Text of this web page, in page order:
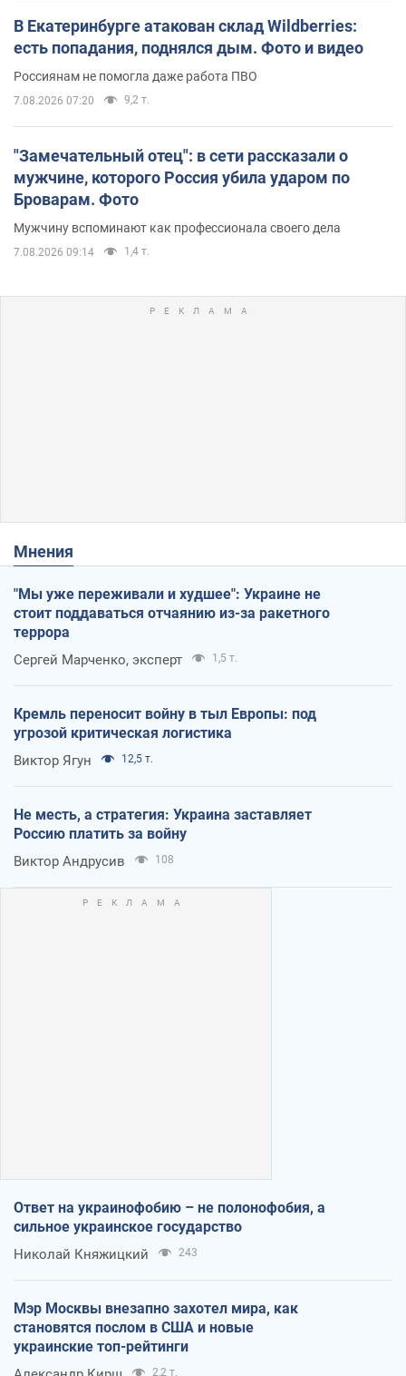
В Екатеринбурге атакован склад Wildberries:
есть попадания, поднялся дым. Фото и видео
Россиянам не помогла даже работа ПВО
7.08.2026 07:20 9,2 т.
"Замечательный отец": в сети рассказали о
мужчине, которого Россия убила ударом по
Броварам. Фото
Мужчину вспоминают как профессионала своего дела
7.08.2026 09:14 1,4 т.
Мнения
"Мы уже переживали и худшее": Украине не
стоит поддаваться отчаянию из-за ракетного
террора
Сергей Марченко, эксперт 1,5 т.
Кремль переносит войну в тыл Европы: под
угрозой критическая логистика
Виктор Ягун 12,5 т.
Не месть, а стратегия: Украина заставляет
Россию платить за войну
Виктор Андрусив 108
Ответ на украинофобию – не полонофобия, а
сильное украинское государство
Николай Княжицкий 243
Мэр Москвы внезапно захотел мира, как
становятся послом в США и новые
украинские топ-рейтинги
2,2 т.